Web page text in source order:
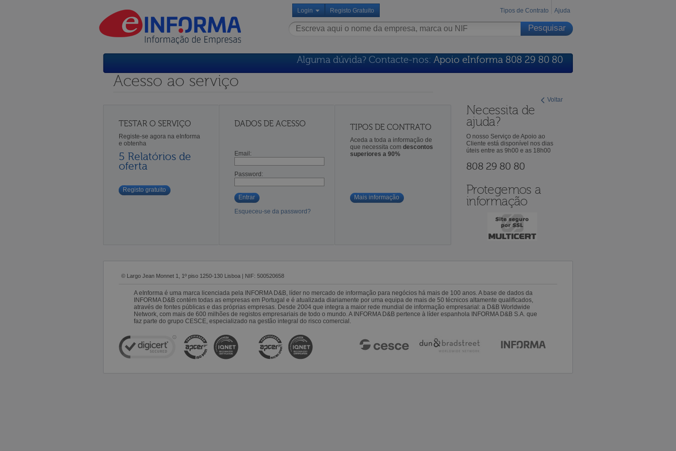
Login Registo Gratuito Tipos de Contrato Ajuda
Alguma dúvida? Contacte-nos: Apoio eInforma 808 29 80 80
Voltar
Acesso ao serviço
TESTAR O SERVIÇO
Registe-se agora na eInforma
e obtenha
5 Relatórios de
oferta
Registo gratuito
DADOS DE ACESSO
Email:
Password:
Entrar
Esqueceu-se da password?
TIPOS DE CONTRATO
Aceda a toda a informação de
que necessita comdescontos
superiores a 90%
Mais informação
Necessita de
ajuda?
O nosso Serviço de Apoio ao
Cliente está disponível nos dias
úteis entre as 9h00 e as 18h00
808 29 80 80
Protegemos a
informação
© Largo Jean Monnet 1, 1º piso 1250-130 Lisboa | NIF: 500520658
A eInforma é uma marca licenciada pela INFORMA D&B, líder no mercado de informação para negócios há mais de 100 anos. A base de dados da
INFORMA D&B contém todas as empresas em Portugal e é atualizada diariamente por uma equipa de mais de 50 técnicos altamente qualificados,
através de fontes públicas e das próprias empresas. Desde 2004 que integra a maior rede mundial de informação empresarial: a D&B Worldwide
Network, com mais de 600 milhões de registos empresariais de todo o mundo. A INFORMA D&B pertence à líder espanhola INFORMA D&B S.A. que
faz parte do grupo CESCE, especializado na gestão integral do risco comercial.